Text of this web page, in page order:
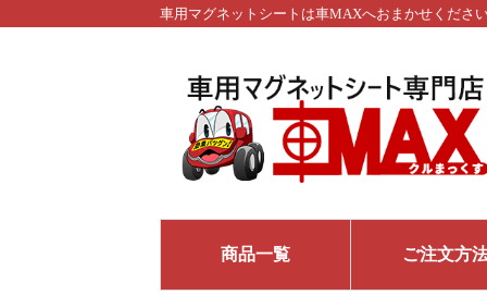
車用マグネットシートは車MAXへおまかせくださ
商品一覧 ご注文方